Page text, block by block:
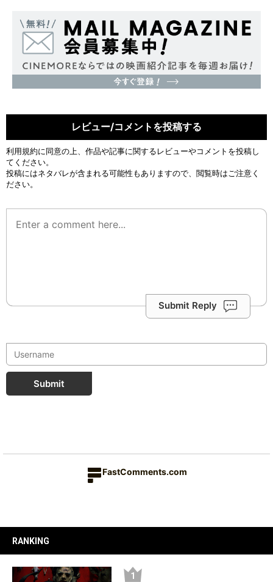
レビュー/コメントを投稿する
利用規約に同意の上、作品や記事に関するレビューやコメントを投稿し
てください。
投稿にはネタバレが含まれる可能性もありますので、閲覧時はご注意く
ださい。
Submit Reply
Submit
FastComments.com
RANKING